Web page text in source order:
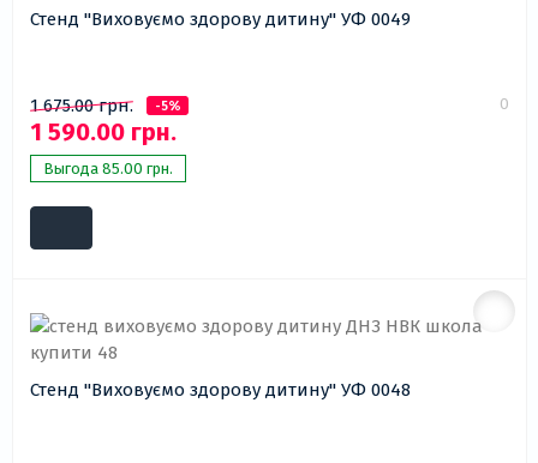
Стенд "Виховуємо здорову дитину" УФ 0049
1 675.00 грн. -5%
1 590.00 грн.
Выгода 85.00 грн.
0
Стенд "Виховуємо здорову дитину" УФ 0048